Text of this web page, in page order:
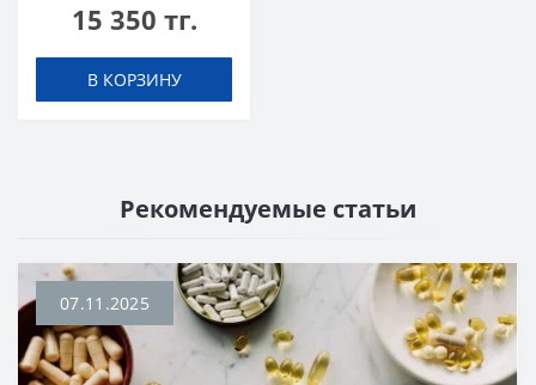
caps
15 350 тг.
В КОРЗИНУ
Рекомендуемые статьи
07.11.2025